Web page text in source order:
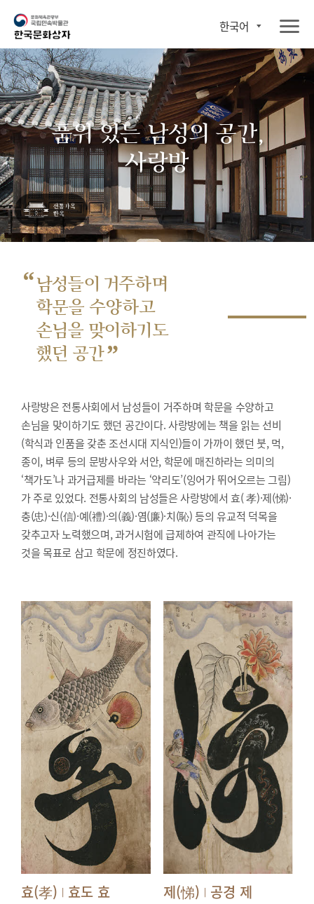
한국어
품위 있는 남성의 공간,
사랑방
“남성들이 거주하며
학문을 수양하고
손님을 맞이하기도
했던 공간”
사랑방은 전통사회에서 남성들이 거주하며 학문을 수양하고
손님을 맞이하기도 했던 공간이다. 사랑방에는 책을 읽는 선비
(학식과 인품을 갖춘 조선시대 지식인)들이 가까이 했던 붓, 먹,
종이, 벼루 등의 문방사우와 서안, 학문에 매진하라는 의미의
‘책가도’나 과거급제를 바라는 ‘약리도’(잉어가 뛰어오르는 그림)
가 주로 있었다. 전통사회의 남성들은 사랑방에서 효( 孝)·제(悌)·
충(忠)·신(信)·예(禮)·의(義)·염(廉)·치(恥) 등의 유교적 덕목을
갖추고자 노력했으며, 과거시험에 급제하여 관직에 나아가는
것을 목표로 삼고 학문에 정진하였다.
효(孝) | 효도 효 제(悌) | 공경 제